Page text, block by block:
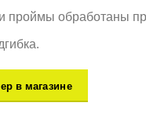
проймы обработаны
в магазине